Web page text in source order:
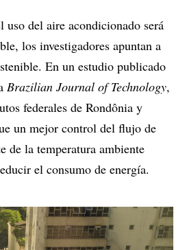
del aire acondicionado será
los investigadores apuntan a
En un estudio publicado
Brazilian Journal of Technology,
federales de Rondônia y
un mejor control del flujo de
de la temperatura ambiente
el consumo de energía.